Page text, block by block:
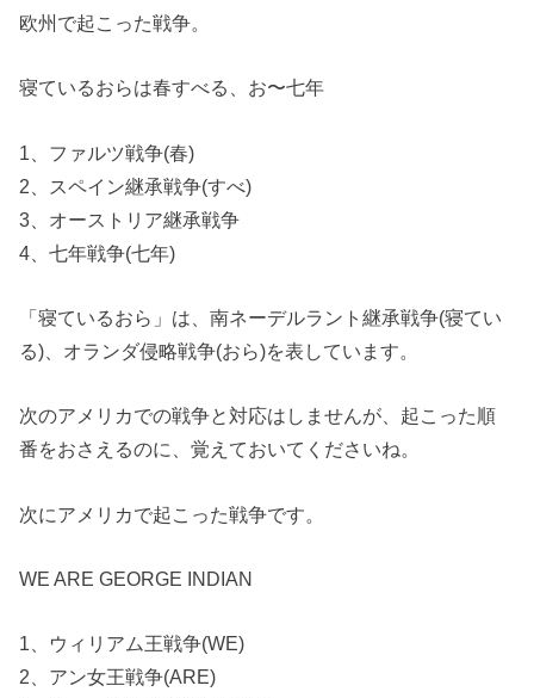
欧州で起こった戦争。
寝ているおらは春すべる、お〜七年
1、ファルツ戦争(春)
2、スペイン継承戦争(すべ)
3、オーストリア継承戦争
4、七年戦争(七年)
「寝ているおら」は、南ネーデルラント継承戦争(寝てい
る)、オランダ侵略戦争(おら)を表しています。
次のアメリカでの戦争と対応はしませんが、起こった順
番をおさえるのに、覚えておいてくださいね。
次にアメリカで起こった戦争です。
WE ARE GEORGE INDIAN
1、ウィリアム王戦争(WE)
2、アン女王戦争(ARE)